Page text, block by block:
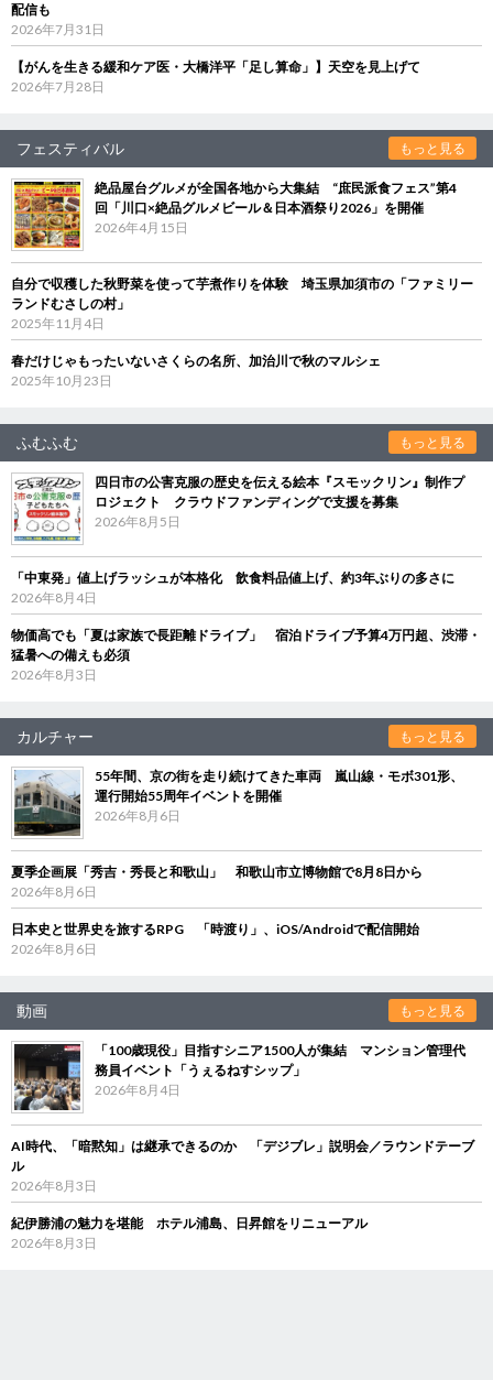
配信も
2026年7月31日
【がんを生きる緩和ケア医・大橋洋平「足し算命」】天空を見上げて
2026年7月28日
フェスティバル もっと見る
絶品屋台グルメが全国各地から大集結 “庶民派食フェス”第4
回「川口×絶品グルメビール＆日本酒祭り2026」を開催
2026年4月15日
自分で収穫した秋野菜を使って芋煮作りを体験 埼玉県加須市の「ファミリー
ランドむさしの村」
2025年11月4日
春だけじゃもったいないさくらの名所、加治川で秋のマルシェ
2025年10月23日
ふむふむ もっと見る
四日市の公害克服の歴史を伝える絵本『スモックリン』制作プ
ロジェクト クラウドファンディングで支援を募集
2026年8月5日
「中東発」値上げラッシュが本格化 飲食料品値上げ、約3年ぶりの多さに
2026年8月4日
物価高でも「夏は家族で長距離ドライブ」 宿泊ドライブ予算4万円超、渋滞・
猛暑への備えも必須
2026年8月3日
カルチャー もっと見る
55年間、京の街を走り続けてきた車両 嵐山線・モボ301形、
運行開始55周年イベントを開催
2026年8月6日
夏季企画展「秀吉・秀長と和歌山」 和歌山市立博物館で8月8日から
2026年8月6日
日本史と世界史を旅するRPG 「時渡り」、iOS/Androidで配信開始
2026年8月6日
動画 もっと見る
「100歳現役」目指すシニア1500人が集結 マンション管理代
務員イベント「うぇるねすシップ」
2026年8月4日
AI時代、「暗黙知」は継承できるのか 「デジブレ」説明会／ラウンドテーブ
ル
2026年8月3日
紀伊勝浦の魅力を堪能 ホテル浦島、日昇館をリニューアル
2026年8月3日